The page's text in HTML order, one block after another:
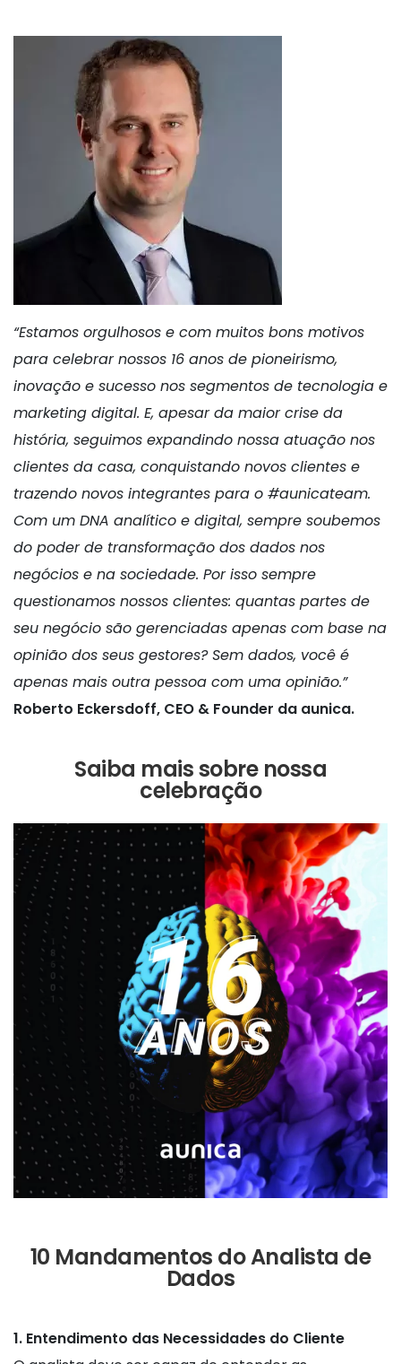
“Estamos orgulhosos e com muitos bons motivos
para celebrar nossos 16 anos de pioneirismo,
inovação e sucesso nos segmentos de tecnologia e
marketing digital. E, apesar da maior crise da
história, seguimos expandindo nossa atuação nos
clientes da casa, conquistando novos clientes e
trazendo novos integrantes para o #aunicateam.
Com um DNA analítico e digital, sempre soubemos
do poder de transformação dos dados nos
negócios e na sociedade. Por isso sempre
questionamos nossos clientes: quantas partes de
seu negócio são gerenciadas apenas com base na
opinião dos seus gestores? Sem dados, você é
apenas mais outra pessoa com uma opinião.”
Roberto Eckersdoff, CEO & Founder da aunica.
Saiba mais sobre nossa
celebração
10 Mandamentos do Analista de
Dados
1. Entendimento das Necessidades do Cliente